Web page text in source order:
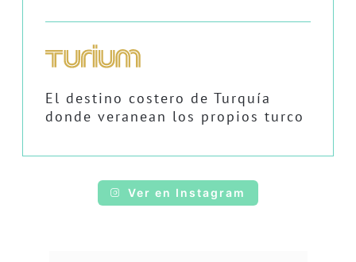
El destino costero de Turquía
donde veranean los propios turco
Ver en Instagram